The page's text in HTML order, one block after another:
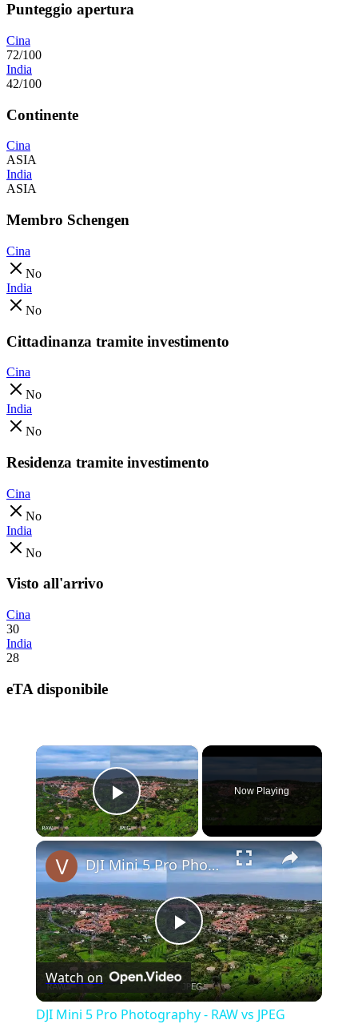
Punteggio apertura
Cina
72/100
India
42/100
Continente
Cina
ASIA
India
ASIA
Membro Schengen
Cina
No
India
No
Cittadinanza tramite investimento
Cina
No
India
No
Residenza tramite investimento
Cina
No
India
No
Visto all'arrivo
Cina
30
India
28
eTA disponibile
×
Play Video
Now Playing
×
Play
Video
DJI Mini 5 Pro Photography - RAW vs JPEG
Watch on
DJI Mini 5 Pro Photography - RAW vs JPEG